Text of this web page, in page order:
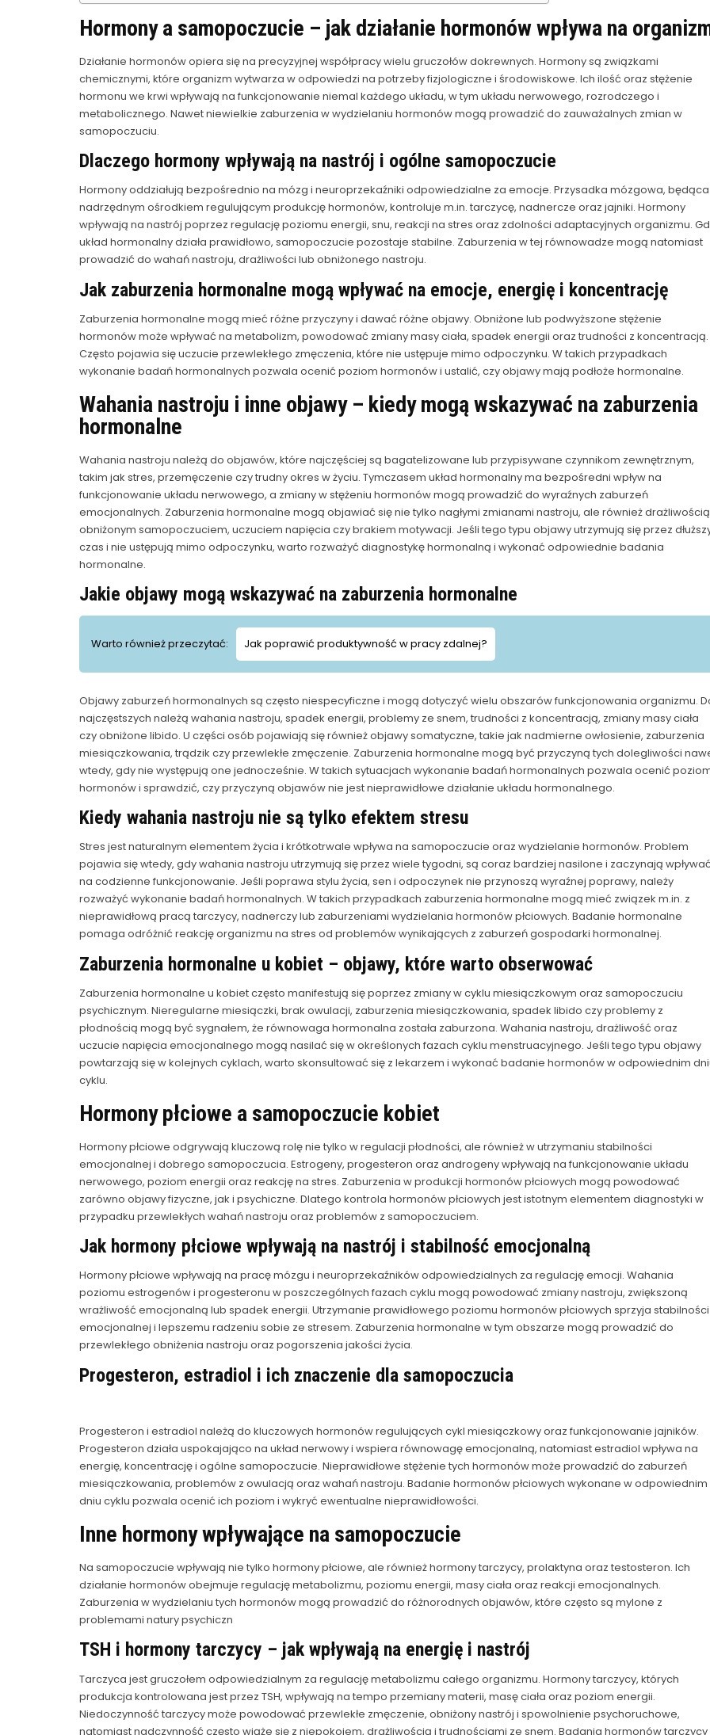
Hormony a samopoczucie – jak działanie hormonów wpływa na
Działanie hormonów opiera się na precyzyjnej współpracy wielu gruczołów dokrewnych. Hormony są związkami
chemicznymi, które organizm wytwarza w odpowiedzi na potrzeby fizjologiczne i środowiskowe. Ich ilość oraz stężenie
hormonu we krwi wpływają na funkcjonowanie niemal każdego układu, w tym układu nerwowego, rozrodczego i
metabolicznego. Nawet niewielkie zaburzenia w wydzielaniu hormonów mogą prowadzić do zauważalnych zmian w
samopoczuciu.
Dlaczego hormony wpływają na nastrój i ogólne samopoczucie
Hormony oddziałują bezpośrednio na mózg i neuroprzekaźniki odpowiedzialne za emocje. Przysadka mózgowa, będąca
nadrzędnym ośrodkiem regulującym produkcję hormonów, kontroluje m.in. tarczycę, nadnercze oraz jajniki. Hormony
wpływają na nastrój poprzez regulację poziomu energii, snu, reakcji na stres oraz zdolności adaptacyjnych organizmu.
układ hormonalny działa prawidłowo, samopoczucie pozostaje stabilne. Zaburzenia w tej równowadze mogą natomiast
prowadzić do wahań nastroju, drażliwości lub obniżonego nastroju.
Jak zaburzenia hormonalne mogą wpływać na emocje, energię i koncentrację
Zaburzenia hormonalne mogą mieć różne przyczyny i dawać różne objawy. Obniżone lub podwyższone stężenie
hormonów może wpływać na metabolizm, powodować zmiany masy ciała, spadek energii oraz trudności z koncentracją.
Często pojawia się uczucie przewlekłego zmęczenia, które nie ustępuje mimo odpoczynku. W takich przypadkach
wykonanie badań hormonalnych pozwala ocenić poziom hormonów i ustalić, czy objawy mają podłoże hormonalne.
Wahania nastroju i inne objawy – kiedy mogą wskazywać na zaburzenia
hormonalne
Wahania nastroju należą do objawów, które najczęściej są bagatelizowane lub przypisywane czynnikom zewnętrznym,
takim jak stres, przemęczenie czy trudny okres w życiu. Tymczasem układ hormonalny ma bezpośredni wpływ na
funkcjonowanie układu nerwowego, a zmiany w stężeniu hormonów mogą prowadzić do wyraźnych zaburzeń
emocjonalnych. Zaburzenia hormonalne mogą objawiać się nie tylko nagłymi zmianami nastroju, ale również
obniżonym samopoczuciem, uczuciem napięcia czy brakiem motywacji. Jeśli tego typu objawy utrzymują się przez
czas i nie ustępują mimo odpoczynku, warto rozważyć diagnostykę hormonalną i wykonać odpowiednie badania
hormonalne.
Jakie objawy mogą wskazywać na zaburzenia hormonalne
Warto również przeczytać: Jak poprawić produktywność w pracy zdalnej?
Objawy zaburzeń hormonalnych są często niespecyficzne i mogą dotyczyć wielu obszarów funkcjonowania organizmu.
najczęstszych należą wahania nastroju, spadek energii, problemy ze snem, trudności z koncentracją, zmiany masy ciała
czy obniżone libido. U części osób pojawiają się również objawy somatyczne, takie jak nadmierne owłosienie, zaburzenia
miesiączkowania, trądzik czy przewlekłe zmęczenie. Zaburzenia hormonalne mogą być przyczyną tych dolegliwości
wtedy, gdy nie występują one jednocześnie. W takich sytuacjach wykonanie badań hormonalnych pozwala ocenić
hormonów i sprawdzić, czy przyczyną objawów nie jest nieprawidłowe działanie układu hormonalnego.
Kiedy wahania nastroju nie są tylko efektem stresu
Stres jest naturalnym elementem życia i krótkotrwale wpływa na samopoczucie oraz wydzielanie hormonów. Problem
pojawia się wtedy, gdy wahania nastroju utrzymują się przez wiele tygodni, są coraz bardziej nasilone i zaczynają
na codzienne funkcjonowanie. Jeśli poprawa stylu życia, sen i odpoczynek nie przynoszą wyraźnej poprawy, należy
rozważyć wykonanie badań hormonalnych. W takich przypadkach zaburzenia hormonalne mogą mieć związek m.in. z
nieprawidłową pracą tarczycy, nadnerczy lub zaburzeniami wydzielania hormonów płciowych. Badanie hormonalne
pomaga odróżnić reakcję organizmu na stres od problemów wynikających z zaburzeń gospodarki hormonalnej.
Zaburzenia hormonalne u kobiet – objawy, które warto obserwować
Zaburzenia hormonalne u kobiet często manifestują się poprzez zmiany w cyklu miesiączkowym oraz samopoczuciu
psychicznym. Nieregularne miesiączki, brak owulacji, zaburzenia miesiączkowania, spadek libido czy problemy z
płodnością mogą być sygnałem, że równowaga hormonalna została zaburzona. Wahania nastroju, drażliwość oraz
uczucie napięcia emocjonalnego mogą nasilać się w określonych fazach cyklu menstruacyjnego. Jeśli tego typu objawy
powtarzają się w kolejnych cyklach, warto skonsultować się z lekarzem i wykonać badanie hormonów w odpowiednim
cyklu.
Hormony płciowe a samopoczucie kobiet
Hormony płciowe odgrywają kluczową rolę nie tylko w regulacji płodności, ale również w utrzymaniu stabilności
emocjonalnej i dobrego samopoczucia. Estrogeny, progesteron oraz androgeny wpływają na funkcjonowanie układu
nerwowego, poziom energii oraz reakcję na stres. Zaburzenia w produkcji hormonów płciowych mogą powodować
zarówno objawy fizyczne, jak i psychiczne. Dlatego kontrola hormonów płciowych jest istotnym elementem diagnostyki w
przypadku przewlekłych wahań nastroju oraz problemów z samopoczuciem.
Jak hormony płciowe wpływają na nastrój i stabilność emocjonalną
Hormony płciowe wpływają na pracę mózgu i neuroprzekaźników odpowiedzialnych za regulację emocji. Wahania
poziomu estrogenów i progesteronu w poszczególnych fazach cyklu mogą powodować zmiany nastroju, zwiększoną
wrażliwość emocjonalną lub spadek energii. Utrzymanie prawidłowego poziomu hormonów płciowych sprzyja stabilności
emocjonalnej i lepszemu radzeniu sobie ze stresem. Zaburzenia hormonalne w tym obszarze mogą prowadzić do
przewlekłego obniżenia nastroju oraz pogorszenia jakości życia.
Progesteron, estradiol i ich znaczenie dla samopoczucia
Progesteron i estradiol należą do kluczowych hormonów regulujących cykl miesiączkowy oraz funkcjonowanie jajników.
Progesteron działa uspokajająco na układ nerwowy i wspiera równowagę emocjonalną, natomiast estradiol wpływa na
energię, koncentrację i ogólne samopoczucie. Nieprawidłowe stężenie tych hormonów może prowadzić do zaburzeń
miesiączkowania, problemów z owulacją oraz wahań nastroju. Badanie hormonów płciowych wykonane w odpowiednim
dniu cyklu pozwala ocenić ich poziom i wykryć ewentualne nieprawidłowości.
Inne hormony wpływające na samopoczucie
Na samopoczucie wpływają nie tylko hormony płciowe, ale również hormony tarczycy, prolaktyna oraz testosteron. Ich
działanie hormonów obejmuje regulację metabolizmu, poziomu energii, masy ciała oraz reakcji emocjonalnych.
Zaburzenia w wydzielaniu tych hormonów mogą prowadzić do różnorodnych objawów, które często są mylone z
problemami natury psychiczn
TSH i hormony tarczycy – jak wpływają na energię i nastrój
Tarczyca jest gruczołem odpowiedzialnym za regulację metabolizmu całego organizmu. Hormony tarczycy, których
produkcja kontrolowana jest przez TSH, wpływają na tempo przemiany materii, masę ciała oraz poziom energii.
Niedoczynność tarczycy może powodować przewlekłe zmęczenie, obniżony nastrój i spowolnienie psychoruchowe,
natomiast nadczynność często wiąże się z niepokojem, drażliwością i trudnościami ze snem. Badania hormonów tarczycy